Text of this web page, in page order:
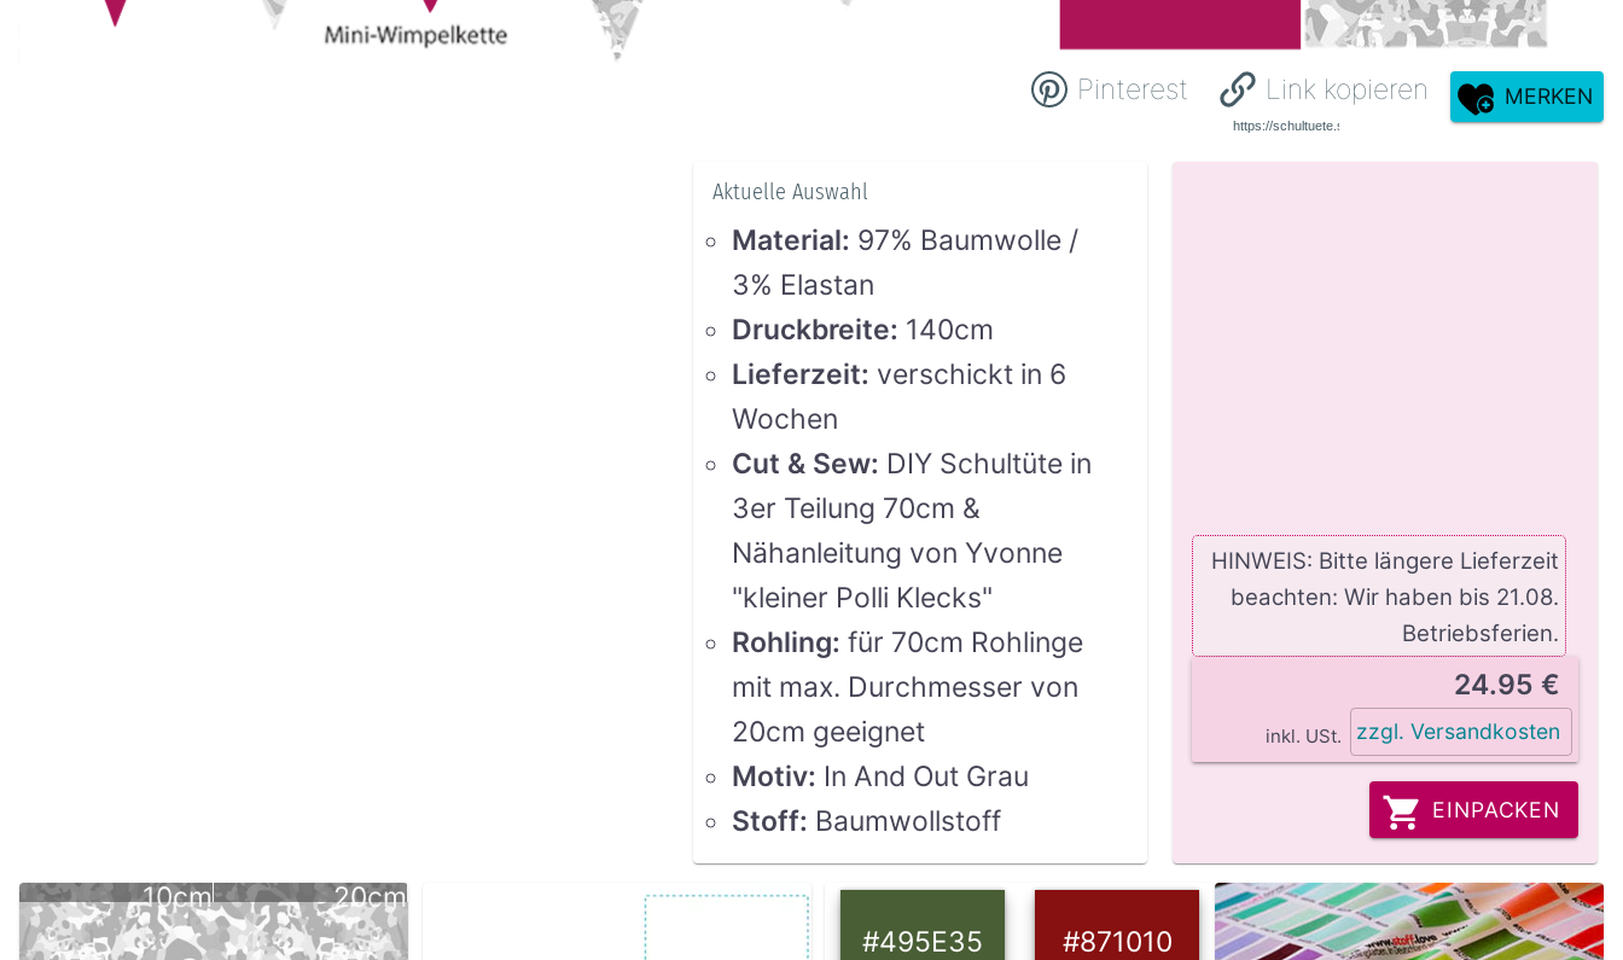
Pinterest Link kopieren MERKEN
Aktuelle Auswahl
Material: 97% Baumwolle /
3% Elastan
Druckbreite: 140cm
Lieferzeit: verschickt in 6
Wochen
Cut & Sew: DIY Schultüte in
3er Teilung 70cm &
Nähanleitung von Yvonne
"kleiner Polli Klecks"
Rohling: für 70cm Rohlinge
mit max. Durchmesser von
20cm geeignet
Motiv: In And Out Grau
Stoff: Baumwollstoff
HINWEIS: Bitte längere Lieferzeit
beachten: Wir haben bis 21.08.
Betriebsferien.
24.95 €
inkl. USt. zzgl. Versandkosten
EINPACKEN
10cm 20cm
#495E35 #871010